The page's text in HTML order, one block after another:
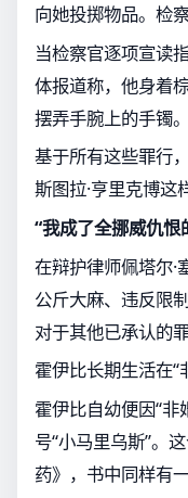
向她投掷物品。检
当检察官逐项宣读
体报道称，他身着
摆弄手腕上的手镯。
基于所有这些罪行
斯图拉·亨里克博这
“我成了全挪威仇恨
在辩护律师佩塔尔
公斤大麻、违反限
对于其他已承认的
霍伊比长期生活在
霍伊比自幼便因“
号“小马里乌斯”。
药》，书中同样有